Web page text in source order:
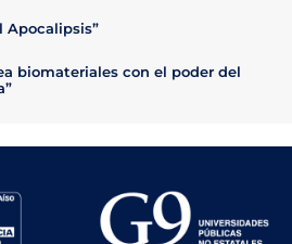
Apocalipsis”
biomateriales con el poder del